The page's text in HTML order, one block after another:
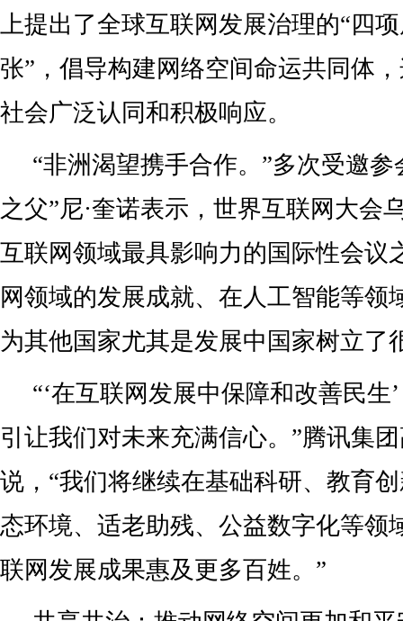
上提出了全球互联网发展治理的“四
张”，倡导构建网络空间命运共同体
社会广泛认同和积极响应。
“非洲渴望携手合作。”多次受邀
之父”尼·奎诺表示，世界互联网大会
互联网领域最具影响力的国际性会议
网领域的发展成就、在人工智能等领
为其他国家尤其是发展中国家树立了
“‘在互联网发展中保障和改善民生
引让我们对未来充满信心。”腾讯集
说，“我们将继续在基础科研、教育
态环境、适老助残、公益数字化等领
联网发展成果惠及更多百姓。”